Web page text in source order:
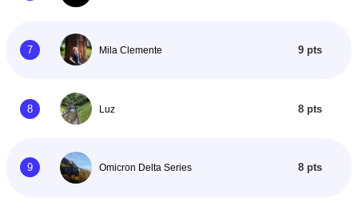
7 Mila Clemente 9 pts
8 Luz 8 pts
9 Omicron Delta Series 8 pts